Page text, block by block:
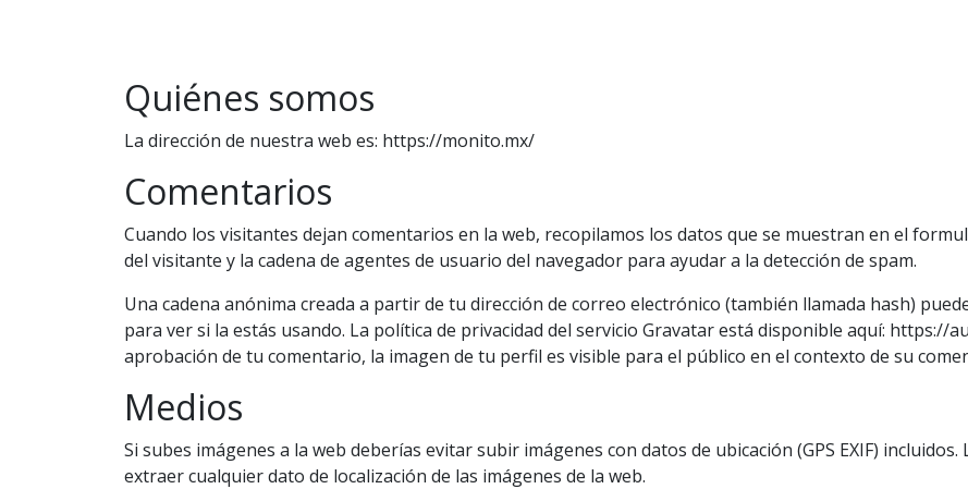
Quiénes somos
La dirección de nuestra web es: https://monito.mx/
Comentarios
Cuando los visitantes dejan comentarios en la web, recopilamos los datos que se muestran en el
del visitante y la cadena de agentes de usuario del navegador para ayudar a la detección de spam.
Una cadena anónima creada a partir de tu dirección de correo electrónico (también llamada hash)
para ver si la estás usando. La política de privacidad del servicio Gravatar está disponible aquí: https://
aprobación de tu comentario, la imagen de tu perfil es visible para el público en el contexto de su
Medios
Si subes imágenes a la web deberías evitar subir imágenes con datos de ubicación (GPS EXIF)
extraer cualquier dato de localización de las imágenes de la web.